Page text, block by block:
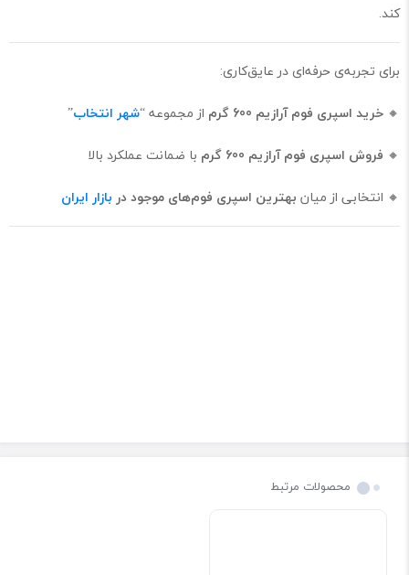
کند.
برای تجربه‌ی حرفه‌ای در عایق‌کاری:
🔸 خرید اسپری فوم آرازیم 600 گرم از مجموعه “شهر انتخاب”
🔸 فروش اسپری فوم آرازیم 600 گرم
با ضمانت عملکرد بالا
🔸 انتخابی از میان بهترین اسپری فوم‌های موجود در بازار ایران
محصولات مرتبط